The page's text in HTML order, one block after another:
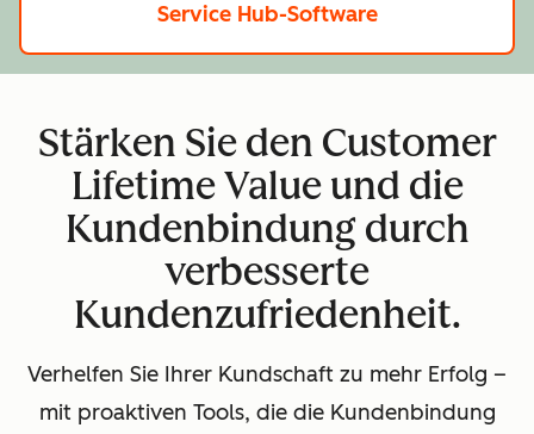
Service Hub-Software
Stärken Sie den Customer
Lifetime Value und die
Kundenbindung durch
verbesserte
Kundenzufriedenheit.
Verhelfen Sie Ihrer Kundschaft zu mehr Erfolg –
mit proaktiven Tools, die die Kundenbindung